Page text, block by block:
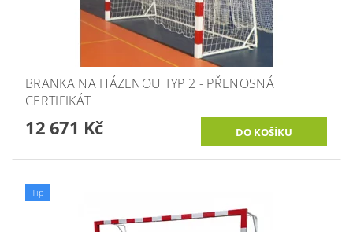
BRANKA NA HÁZENOU TYP 2 - PŘENOSNÁ
CERTIFIKÁT
12 671 Kč
Tip